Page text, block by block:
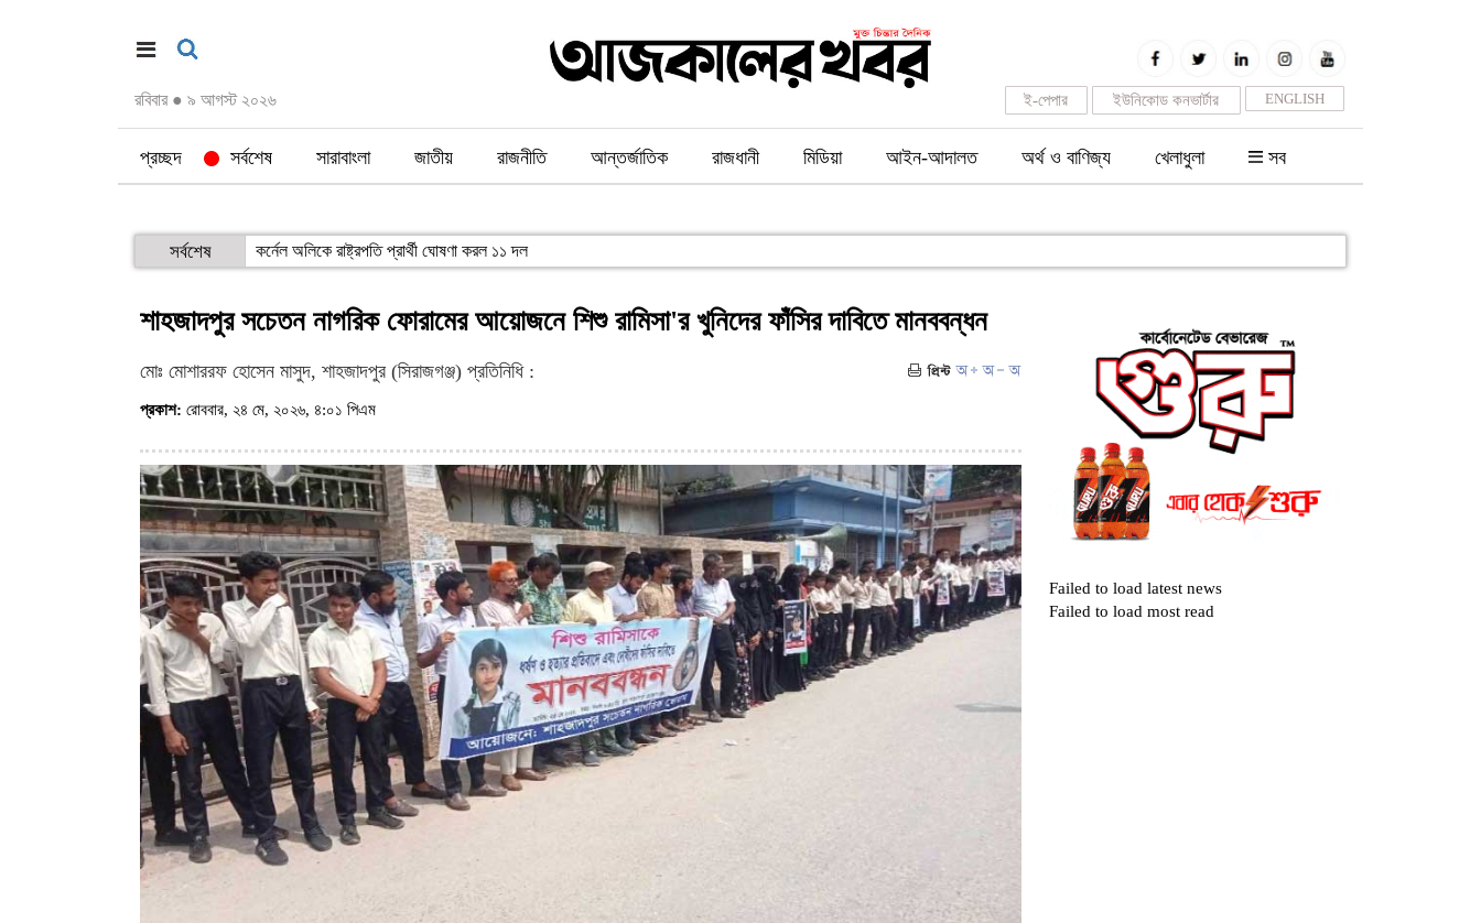
রবিবার ● ৯ আগস্ট ২০২৬ ENGLISH
ইউনিকোড কনভার্টার
ই-পেপার
প্রচ্ছদ সর্বশেষ সারাবাংলা জাতীয় রাজনীতি আন্তর্জাতিক রাজধানী মিডিয়া আইন-আদালত অর্থ ও বাণিজ্য খেলাধুলা সব
সর্বশেষ কর্নেল অলিকে রাষ্ট্রপতি প্রার্থী ঘোষণা করল ১১ দল
শাহজাদপুর সচেতন নাগরিক ফোরামের আয়োজনে শিশু রামিসা'র খুনিদের ফাঁসির দাবিতে মানববন্ধন
মোঃ মোশাররফ হোসেন মাসুদ, শাহজাদপুর (সিরাজগঞ্জ) প্রতিনিধি :
প্রকাশ: রোববার, ২৪ মে, ২০২৬, ৪:০১ পিএম
Failed to load latest news
Failed to load most read